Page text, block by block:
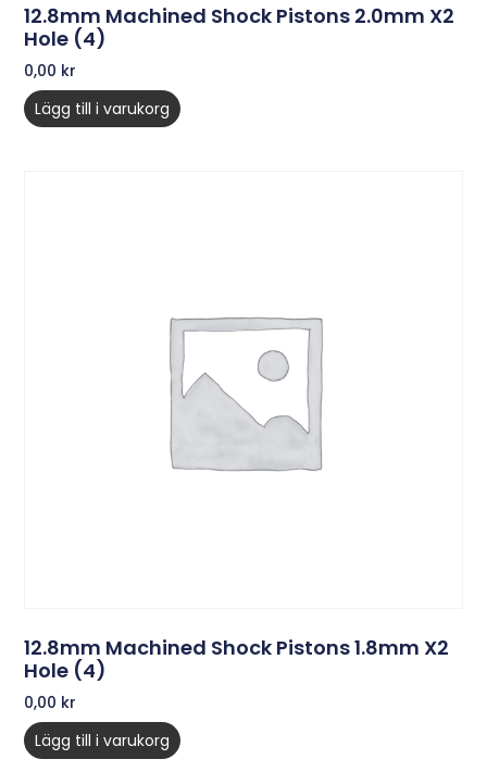
12.8mm Machined Shock Pistons 2.0mm X2
Hole (4)
0,00 kr
Lägg till i varukorg
12.8mm Machined Shock Pistons 1.8mm X2
Hole (4)
0,00 kr
Lägg till i varukorg